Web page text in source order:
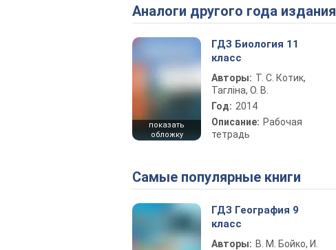
Аналоги другого года издания
показать
обложку
ГДЗ Биология 11
класс
Авторы: Т. С. Котик,
Тагліна, О. В.
Год: 2014
Описание: Рабочая
тетрадь
Самые популярные книги
ГДЗ География 9
класс
Авторы: В. М. Бойко, И.